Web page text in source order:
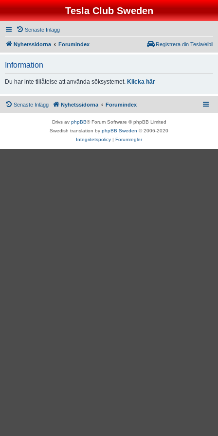
Tesla Club Sweden
Senaste Inlägg
Nyhetssidorna Forumindex Registrera din Tesla/elbil
Information
Du har inte tillåtelse att använda söksystemet. Klicka här
Senaste Inlägg Nyhetssidorna Forumindex
Drivs av phpBB® Forum Software © phpBB Limited
Swedish translation by phpBB Sweden © 2006-2020
Integritetspolicy | Forumregler